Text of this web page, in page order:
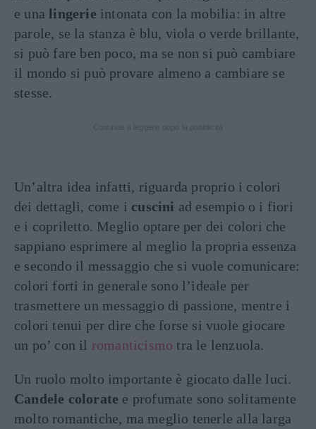
e una lingerie intonata con la mobilia: in altre
parole, se la stanza è blu, viola o verde brillante,
si può fare ben poco, ma se non si può cambiare
il mondo si può provare almeno a cambiare se
stesse.
Un’altra idea infatti, riguarda proprio i colori
dei dettagli, come i cuscini ad esempio o i fiori
e i copriletto. Meglio optare per dei colori che
sappiano esprimere al meglio la propria essenza
e secondo il messaggio che si vuole comunicare:
colori forti in generale sono l’ideale per
trasmettere un messaggio di passione, mentre i
colori tenui per dire che forse si vuole giocare
un po’ con il romanticismo tra le lenzuola.
Un ruolo molto importante è giocato dalle luci.
Candele colorate e profumate sono solitamente
molto romantiche, ma meglio tenerle alla larga